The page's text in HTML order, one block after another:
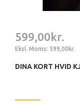
599,00kr.
Eksl. Moms: 599,00kr.
DINA KORT HVID